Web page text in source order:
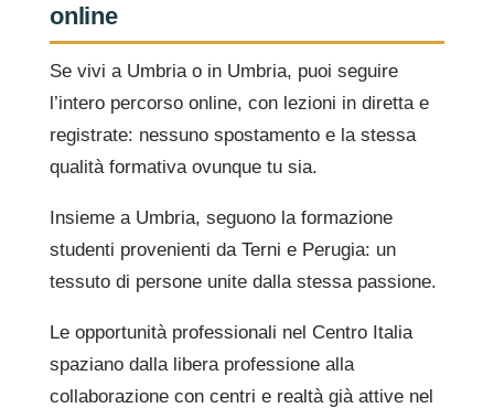
online
Se vivi a Umbria o in Umbria, puoi seguire
l’intero percorso online, con lezioni in diretta e
registrate: nessuno spostamento e la stessa
qualità formativa ovunque tu sia.
Insieme a Umbria, seguono la formazione
studenti provenienti da Terni e Perugia: un
tessuto di persone unite dalla stessa passione.
Le opportunità professionali nel Centro Italia
spaziano dalla libera professione alla
collaborazione con centri e realtà già attive nel